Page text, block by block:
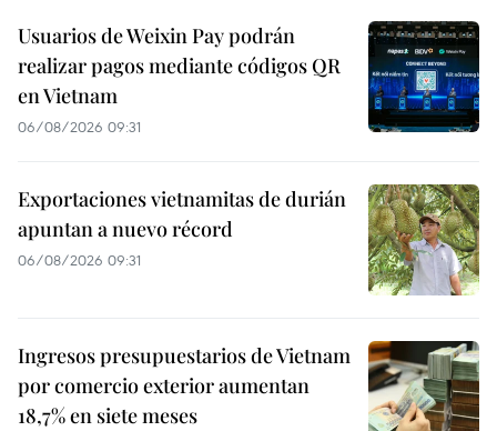
Usuarios de Weixin Pay podrán
realizar pagos mediante códigos QR
en Vietnam
06/08/2026 09:31
Exportaciones vietnamitas de durián
apuntan a nuevo récord
06/08/2026 09:31
Ingresos presupuestarios de Vietnam
por comercio exterior aumentan
18,7% en siete meses